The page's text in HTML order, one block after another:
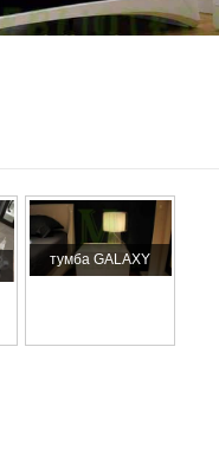
тумба GALAXY